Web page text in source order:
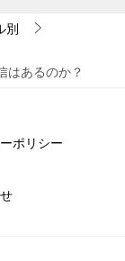
別
はあるのか？
ポリシー